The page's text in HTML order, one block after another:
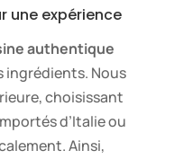
une expérience
authentique
ingrédients. Nous
choisissant
d’Italie ou
Ainsi,